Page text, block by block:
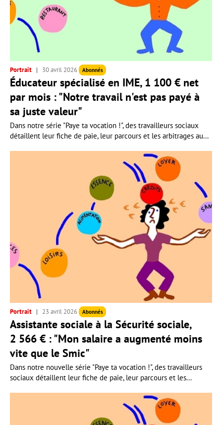
Portrait 30 avril 2026 Abonnés
Éducateur spécialisé en IME, 1 100 € net
par mois : "Notre travail n'est pas payé à
sa juste valeur"
Dans notre série "Paye ta vocation !", des travailleurs sociaux
détaillent leur fiche de paie, leur parcours et les arbitrages au...
Portrait 23 avril 2026 Abonnés
Assistante sociale à la Sécurité sociale,
2 566 € : "Mon salaire a augmenté moins
vite que le Smic"
Dans notre nouvelle série "Paye ta vocation !", des travailleurs
sociaux détaillent leur fiche de paie, leur parcours et les...